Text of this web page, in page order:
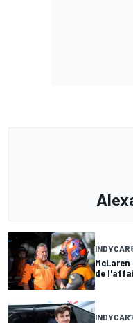
INDYCAR
de
INDYCAR